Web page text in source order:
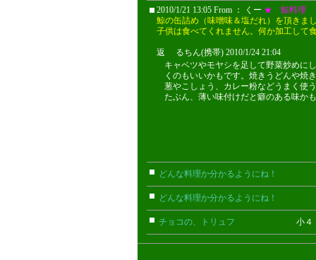
2010/1/21 13:05 From ： くー ★ 鯨料理
鯨の缶詰め（味噌味＆塩だれ）を頂きま
子供は食べてくれません。何か加工して
返 るちん(携帯) 2010/1/24 21:04
キャベツやモヤシを足して野菜炒めに
くのもいいかもです。焼きうどんや焼
葱やこしょう、カレー粉などうまく使
たぶん、薄い味付けだと癖のある味か
どんな料理か分かるようにね！
どんな料理か分かるようにね！
チョコの、トリュフ 小４ さ